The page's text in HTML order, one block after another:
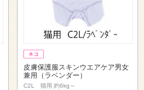
皮膚保護服スキンウエアケア男女
兼用（ラベンダー）
C2L 猫用 約6kg～